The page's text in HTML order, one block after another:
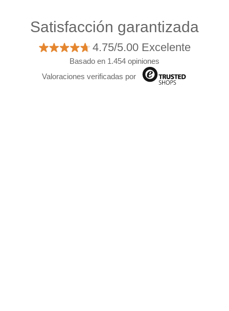
Satisfacción garantizada
4.75/5.00 Excelente
Basado en 1.454 opiniones
Valoraciones verificadas por